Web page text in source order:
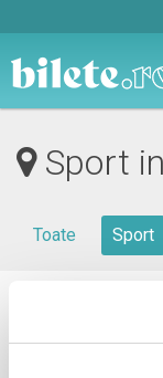
Sport
Toate Sport
0